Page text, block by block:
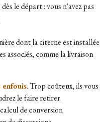
le départ : vous n'avez pas
dont la citerne est installée
associés, comme la livraison
. Trop coûteux, ils vous
le faire retirer.
de conversion